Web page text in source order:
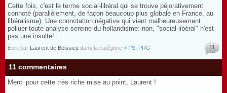
Cette fois, c'est le terme social-libéral qui se trouve péjorativement
connoté (parallèlement, de façon beaucoup plus globale en France, au
libéralisme). Une connotation négative qui vient malheureusement
polluer toute analyse sereine du hollandisme: non, "social-libéral" n'est
pas une insulte!
Écrit par Laurent de Boissieu dans la catégorie > PS, PRG 11
11 commentaires
Merci pour cette très riche mise au point, Laurent !